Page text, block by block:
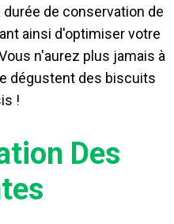
de conservation de
ainsi d'optimiser votre
n'aurez plus jamais à
dégustent des biscuits
!
Des